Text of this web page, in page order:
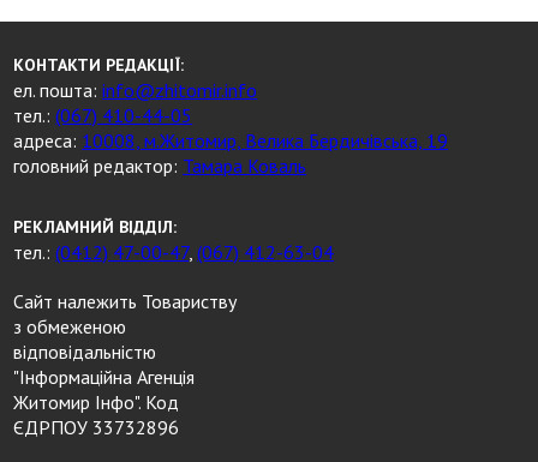
КОНТАКТИ РЕДАКЦІЇ:
ел. пошта:info@zhitomir.info
тел.:(067) 410-44-05
адреса: 10008, м.Житомир, Велика Бердичівська, 19
головний редактор: Тамара Коваль
РЕКЛАМНИЙ ВІДДІЛ:
тел.:(0412) 47-00-47,(067) 412-63-04
Сайт належить Товариству
з обмеженою
відповідальністю
"Інформаційна Агенція
Житомир Інфо". Код
ЄДРПОУ 33732896